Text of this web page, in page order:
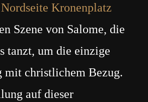
Nordseite Kronenplatz
Szene von Salome, die
tanzt, um die einzige
mit christlichem Bezug.
auf dieser